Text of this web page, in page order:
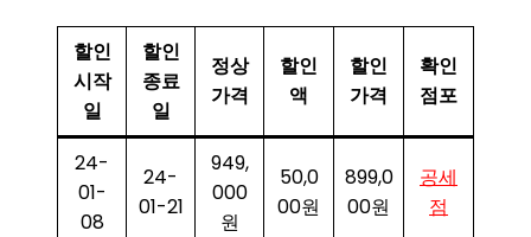
할인
시작
일
할인
종료
일
정상
가격
할인
액
할인
가격
확인
점포
24-
01-
08
24-
01-21
949,
000
원
50,0
00원
899,0
00원
공세
점